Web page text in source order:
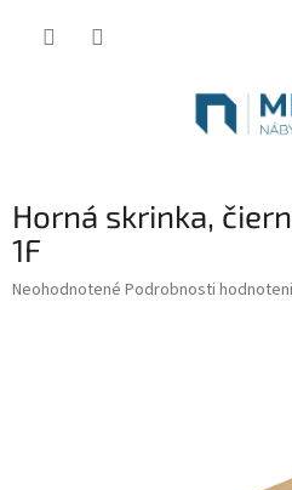
Horná skrinka,
1F
Priemerné
Neohodnotené Podrobnosti